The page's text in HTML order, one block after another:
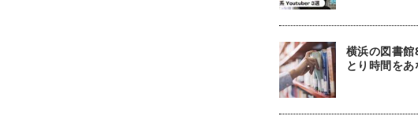
横浜の図書
とり時間をあ